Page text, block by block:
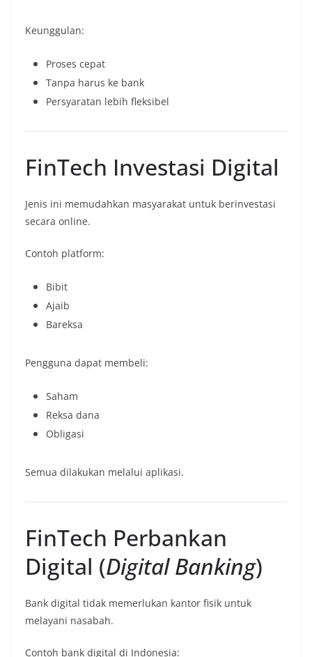
Keunggulan:
Proses cepat
Tanpa harus ke bank
Persyaratan lebih fleksibel
FinTech Investasi Digital
Jenis ini memudahkan masyarakat untuk berinvestasi
secara online.
Contoh platform:
Bibit
Ajaib
Bareksa
Pengguna dapat membeli:
Saham
Reksa dana
Obligasi
Semua dilakukan melalui aplikasi.
FinTech Perbankan
Digital (Digital Banking)
Bank digital tidak memerlukan kantor fisik untuk
melayani nasabah.
Contoh bank digital di Indonesia: